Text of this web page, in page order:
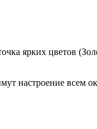
ярких цветов
настроение